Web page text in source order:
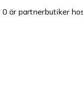
är partnerbutiker